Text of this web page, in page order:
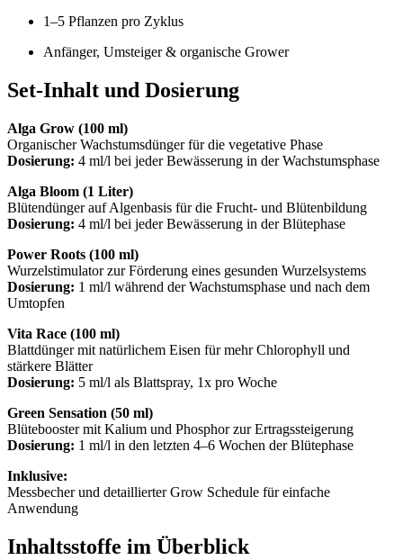
1–5 Pflanzen pro Zyklus
Anfänger, Umsteiger & organische Grower
Set-Inhalt und Dosierung
Alga Grow (100 ml)
Organischer Wachstumsdünger für die vegetative Phase
Dosierung: 4 ml/l bei jeder Bewässerung in der Wachstumsphase
Alga Bloom (1 Liter)
Blütendünger auf Algenbasis für die Frucht- und Blütenbildung
Dosierung: 4 ml/l bei jeder Bewässerung in der Blütephase
Power Roots (100 ml)
Wurzelstimulator zur Förderung eines gesunden Wurzelsystems
Dosierung: 1 ml/l während der Wachstumsphase und nach dem
Umtopfen
Vita Race (100 ml)
Blattdünger mit natürlichem Eisen für mehr Chlorophyll und
stärkere Blätter
Dosierung: 5 ml/l als Blattspray, 1x pro Woche
Green Sensation (50 ml)
Blütebooster mit Kalium und Phosphor zur Ertragssteigerung
Dosierung: 1 ml/l in den letzten 4–6 Wochen der Blütephase
Inklusive:
Messbecher und detaillierter Grow Schedule für einfache
Anwendung
Inhaltsstoffe im Überblick